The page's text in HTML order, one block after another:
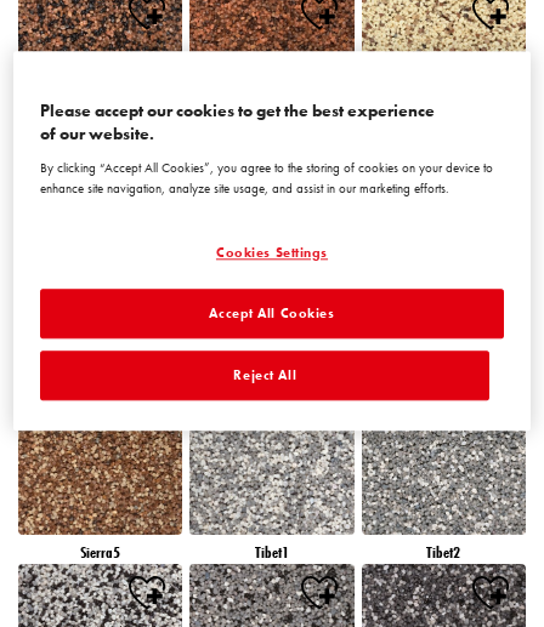
Peru5 Peru6 Sierra1
Sierra2 Sierra3 Sierra4
Sierra5 Tibet1 Tibet2
Please accept our cookies to get the best experience
of our website.
By clicking “Accept All Cookies”, you agree to the storing of cookies on your device to
enhance site navigation, analyze site usage, and assist in our marketing efforts.
Cookies Settings
Reject All
Accept All Cookies